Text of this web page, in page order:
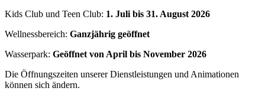
Kids Club und Teen Club: 1. Juli bis 31. August 2026
Wellnessbereich: Ganzjährig geöffnet
Wasserpark: Geöffnet von April bis November 2026
Die Öffnungszeiten unserer Dienstleistungen und Animationen
können sich ändern.